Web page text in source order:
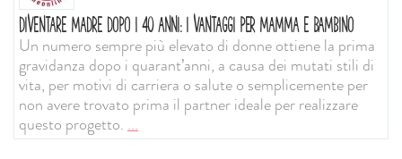
DIVENTARE MADRE DOPO I 40 ANNI: I VANTAGGI PER MAMMA E BAMBINO
Un numero sempre più elevato di donne ottiene la prima
gravidanza dopo i quarant’anni, a causa dei mutati stili di
vita, per motivi di carriera o salute o semplicemente per
non avere trovato prima il partner ideale per realizzare
questo progetto....